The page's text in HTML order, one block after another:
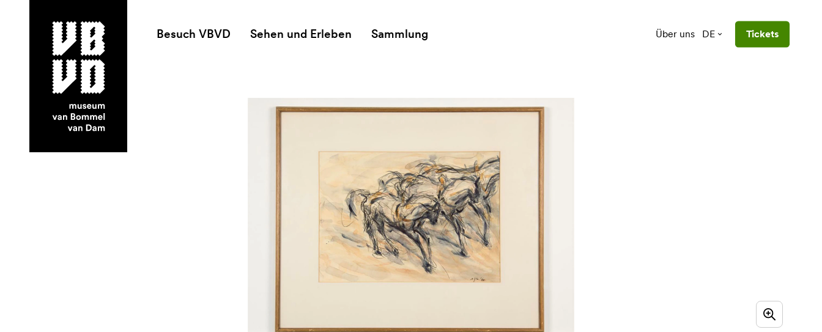
museum van Bommel van Dam
Besuch VBVD Sehen und Erleben Sammlung Über uns DE Tickets